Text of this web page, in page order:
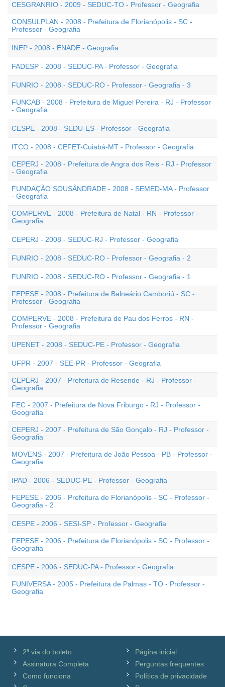
CESGRANRIO - 2009 - SEDUC-TO - Professor - Geografia
CONSULPLAN - 2008 - Prefeitura de Florianópolis - SC -
Professor - Geografia
INEP - 2008 - ENADE - Geografia
FADESP - 2008 - SEDUC-PA - Professor - Geografia
FUNRIO - 2008 - SEDUC-RO - Professor - Geografia - 3
FUNCAB - 2008 - Prefeitura de Miguel Pereira - RJ - Professor
- Geografia
CESPE - 2008 - SEDU-ES - Professor - Geografia
ITCO - 2008 - CEFET-Cuiabá-MT - Professor - Geografia
CEPERJ - 2008 - Prefeitura de Angra dos Reis - RJ - Professor
- Geografia
FUNDAÇÃO SOUSÂNDRADE - 2008 - SEMED-MA - Professor
- Geografia
COMPERVE - 2008 - Prefeitura de Natal - RN - Professor -
Geografia
CEPERJ - 2008 - SEDUC-RJ - Professor - Geografia
FUNRIO - 2008 - SEDUC-RO - Professor - Geografia - 2
FUNRIO - 2008 - SEDUC-RO - Professor - Geografia - 1
FEPESE - 2008 - Prefeitura de Balneário Camboriú - SC -
Professor - Geografia
COMPERVE - 2008 - Prefeitura de Pau dos Ferros - RN -
Professor - Geografia
UPENET - 2008 - SEDUC-PE - Professor - Geografia
UFPR - 2007 - SEE-PR - Professor - Geografia
CEPERJ - 2007 - Prefeitura de Resende - RJ - Professor -
Geografia
FEC - 2007 - Prefeitura de Nova Friburgo - RJ - Professor -
Geografia
CEPERJ - 2007 - Prefeitura de São Gonçalo - RJ - Professor -
Geografia
MOVENS - 2007 - Prefeitura de João Pessoa - PB - Professor -
Geografia
IPAD - 2006 - SEDUC-PE - Professor - Geografia
FEPESE - 2006 - Prefeitura de Florianópolis - SC - Professor -
Geografia - 2
CESPE - 2006 - SESI-SP - Professor - Geografia
FEPESE - 2006 - Prefeitura de Florianópolis - SC - Professor -
Geografia
CESPE - 2006 - SEDUC-PA - Professor - Geografia
FUNIVERSA - 2005 - Prefeitura de Palmas - TO - Professor -
Geografia
2ª via do boleto
Assinatura Completa
Como funciona
Página inicial
Perguntas frequentes
Política de privacidade